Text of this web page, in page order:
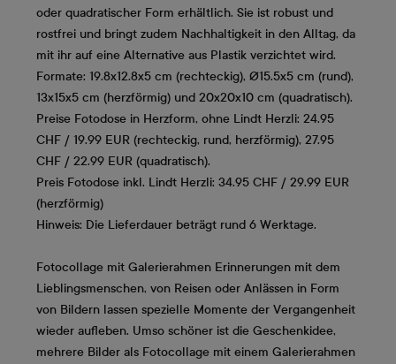
oder quadratischer Form erhältlich. Sie ist robust und
rostfrei und bringt zudem Nachhaltigkeit in den Alltag, da
mit ihr auf eine Alternative aus Plastik verzichtet wird.
Formate: 19.8x12.8x5 cm (rechteckig), Ø15.5x5 cm (rund),
13x15x5 cm (herzförmig) und 20x20x10 cm (quadratisch).
Preise Fotodose in Herzform, ohne Lindt Herzli: 24.95
CHF / 19.99 EUR (rechteckig, rund, herzförmig), 27.95
CHF / 22.99 EUR (quadratisch).
Preis Fotodose inkl. Lindt Herzli: 34.95 CHF / 29.99 EUR
(herzförmig)
Hinweis: Die Lieferdauer beträgt rund 6 Werktage.
Fotocollage mit Galerierahmen Erinnerungen mit dem
Lieblingsmenschen, von Reisen oder Anlässen in Form
von Bildern lassen spezielle Momente der Vergangenheit
wieder aufleben. Umso schöner ist die Geschenkidee,
mehrere Bilder als Fotocollage mit einem Galerierahmen